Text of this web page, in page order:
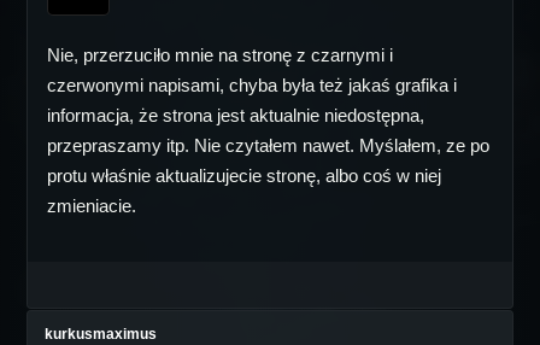
Nie, przerzuciło mnie na stronę z czarnymi i
czerwonymi napisami, chyba była też jakaś grafika i
informacja, że strona jest aktualnie niedostępna,
przepraszamy itp. Nie czytałem nawet. Myślałem, ze po
protu właśnie aktualizujecie stronę, albo coś w niej
zmieniacie.
kurkusmaximus